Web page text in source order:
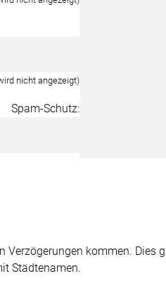
nicht angezeigt)
Spam-Schutz:
kommen. Dies
Städtenamen.